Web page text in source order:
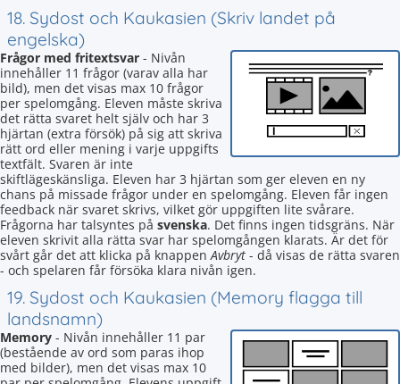
18. Sydost och Kaukasien (Skriv landet på
engelska)
Frågor med fritextsvar - Nivån
innehåller 11 frågor (varav alla har
bild), men det visas max 10 frågor
per spelomgång. Eleven måste skriva
det rätta svaret helt själv och har 3
hjärtan (extra försök) på sig att skriva
rätt ord eller mening i varje uppgifts
textfält. Svaren är inte
skiftlägeskänsliga. Eleven har 3 hjärtan som ger eleven en ny
chans på missade frågor under en spelomgång. Eleven får ingen
feedback när svaret skrivs, vilket gör uppgiften lite svårare.
Frågorna har talsyntes på svenska. Det finns ingen tidsgräns. När
eleven skrivit alla rätta svar har spelomgången klarats. Är det för
svårt går det att klicka på knappenAvbryt - då visas de rätta svaren
- och spelaren får försöka klara nivån igen.
19. Sydost och Kaukasien (Memory flagga till
landsnamn)
Memory - Nivån innehåller 11 par
(bestående av ord som paras ihop
med bilder), men det visas max 10